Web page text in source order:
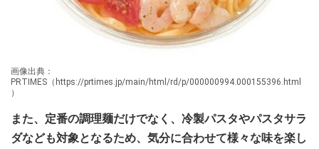
画像出典：
PRTIMES（https://prtimes.jp/main/html/rd/p/000000994.000155396.html
）
また、定番の調理麺だけでなく、冷製パスタやパスタサラ
ダなども対象となるため、気分に合わせて様々な味を楽し